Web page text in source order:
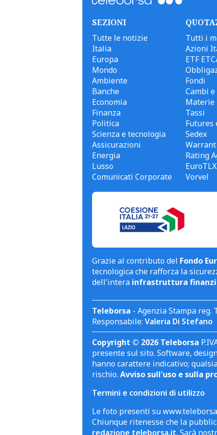
SEZIONI
Tutte le notizie
Italia
Europa
Mondo
Ambiente
Banche
Economia
Finanza
Politica
Scienza e tecnologia
Assicurazioni
Energia
Lusso
Comunicati Corporate
Tutti i
Azioni
ETF
Fondi
Cambi
Materie
Tassi
Futures
Sedex
Warrant
Rating
EuroTLX
Vorvel
Grazie al contributo del Fondo
tecnologica che rafforza la
dell'intera infrastruttura
Teleborsa - Agenzia Stampa
Responsabile: Valeria Di Stefano
Copyright © 2026 Teleborsa
presente sul sito. Software,
hanno carattere indicativo;
rischio. Avviso sull'uso e sulla
Termini e condizioni di utilizzo
Le foto presenti su
Chiunque ritenesse che la
redazione teleborsa.it. Sarà